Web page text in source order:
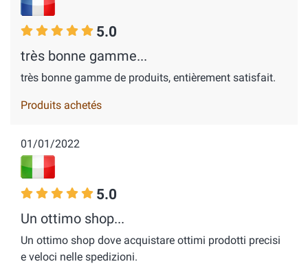
5.0
très bonne gamme...
très bonne gamme de produits, entièrement satisfait.
Produits achetés
01/01/2022
5.0
Un ottimo shop...
Un ottimo shop dove acquistare ottimi prodotti precisi
e veloci nelle spedizioni.